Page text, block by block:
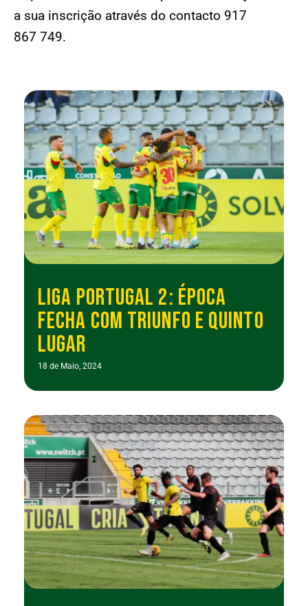
a sua inscrição através do contacto 917
867 749.
LIGA PORTUGAL 2: ÉPOCA
FECHA COM TRIUNFO E QUINTO
LUGAR
18 de Maio, 2024